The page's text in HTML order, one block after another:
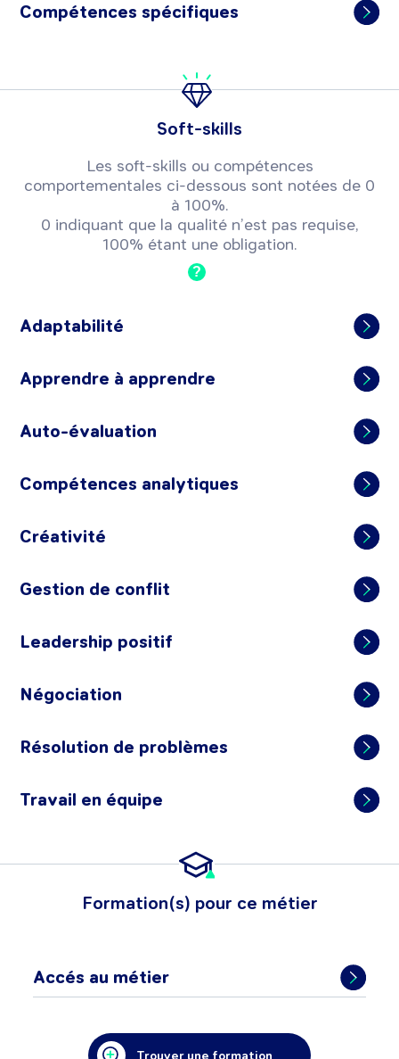
Compétences spécifiques
Soft-skills
Les soft-skills ou compétences
comportementales ci-dessous sont notées de 0
à 100%.
0 indiquant que la qualité n’est pas requise,
100% étant une obligation.
?
Adaptabilité
Apprendre à apprendre
Auto-évaluation
Compétences analytiques
Créativité
Gestion de conflit
Leadership positif
Négociation
Résolution de problèmes
Travail en équipe
Formation(s) pour ce métier
Accés au métier
Trouver une formation